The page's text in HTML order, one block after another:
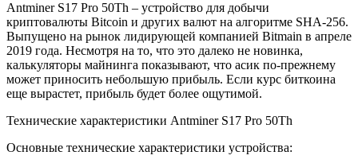
Antminer S17 Pro 50Th – устройство для добычи
криптовалюты Bitcoin и других валют на алгоритме SHA-256.
Выпущено на рынок лидирующей компанией Bitmain в апреле
2019 года. Несмотря на то, что это далеко не новинка,
калькуляторы майнинга показывают, что асик по-прежнему
может приносить небольшую прибыль. Если курс биткоина
еще вырастет, прибыль будет более ощутимой.
Технические характеристики Antminer S17 Pro 50Th
Основные технические характеристики устройства: